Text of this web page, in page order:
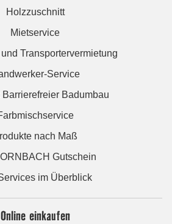
Holzzuschnitt
Mietservice
Transportervermietung
Service
Barrierefreier Badumbau
nach Maß
Gutschein
im Überblick
Online einkaufen